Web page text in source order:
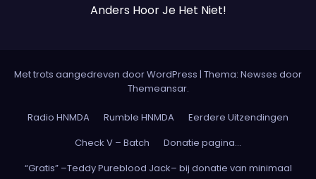
Anders Hoor Je Het Niet!
Met trots aangedreven door WordPress | Thema: Newses door
Themeansar.
Radio HNMDA Rumble HNMDA
Eerdere Uitzendingen
Check V – Batch
Donatie pagina…
“Gratis” –Teddy Pureblood Jack– bij donatie van minimaal